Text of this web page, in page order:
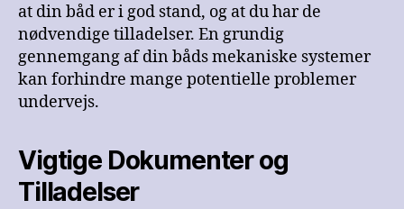
at din båd er i god stand, og at du har de
nødvendige tilladelser. En grundig
gennemgang af din båds mekaniske systemer
kan forhindre mange potentielle problemer
undervejs.
Vigtige Dokumenter og
Tilladelser